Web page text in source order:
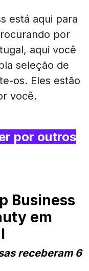
está aqui para
por
aqui você
seleção de
os. Eles estão
você.
por outros
Business
em
receberam 6